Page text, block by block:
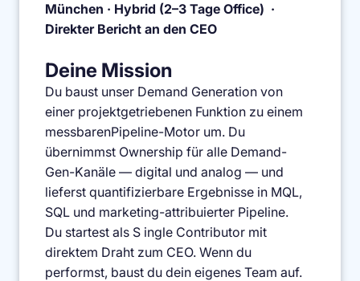
München · Hybrid (2–3 Tage Office) ·
Direkter Bericht an den CEO
Deine Mission
Du baust unser Demand Generation von
einer projektgetriebenen Funktion zu einem
messbarenPipeline-Motor um. Du
übernimmst Ownership für alle Demand-
Gen-Kanäle — digital und analog — und
lieferst quantifizierbare Ergebnisse in MQL,
SQL und marketing-attribuierter Pipeline.
Du startest als S ingle Contributor mit
direktem Draht zum CEO. Wenn du
performst, baust du dein eigenes Team auf.